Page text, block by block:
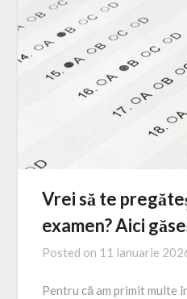
Vrei să te
examen? Aici
Posted on 11 ianuarie
Pentru că am primit multe